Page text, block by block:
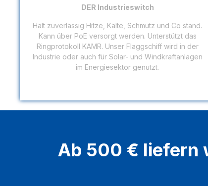
DER Industrieswitch
Hält zuverlässig Hitze, Kälte, Schmutz und Co stand.
Kann über PoE versorgt werden. Unterstützt das
Ringprotokoll KAMR. Unser Flaggschiff wird in der
Industrie oder auch für Solar- und Windkraftanlagen
im Energiesektor genutzt.
Ab 500 € liefern